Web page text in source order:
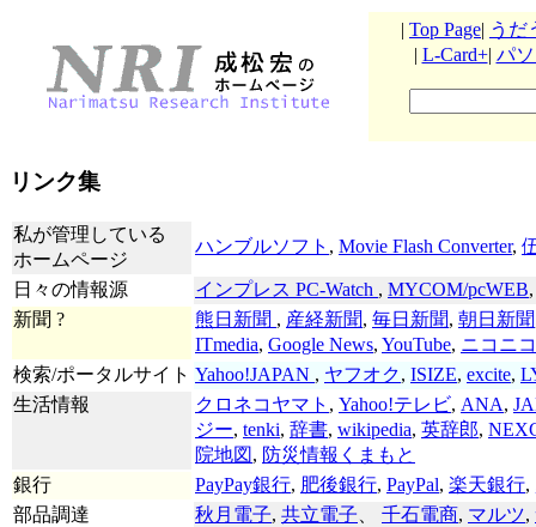
| Top Page| うだ
| L-Card+| パ
リンク集
私が管理している
ホームページ
ハンブルソフト , Movie Flash Converter,
日々の情報源 インプレス PC-Watch , MYCOM/pcWEB
新聞 ?
熊日新聞 , 産経新聞, 毎日新聞, 朝日新聞
ITmedia, Google News, YouTube, ニコニ
検索/ポータルサイト Yahoo!JAPAN , ヤフオク, ISIZE, excite,
生活情報
クロネコヤマト , Yahoo!テレビ, ANA,
ジー, tenki, 辞書, wikipedia, 英辞郎,
院地図 , 防災情報くまもと
銀行
PayPay銀行, 肥後銀行, PayPal, 楽天銀行,
部品調達
秋月電子, 共立電子、 千石電商, マルツ,